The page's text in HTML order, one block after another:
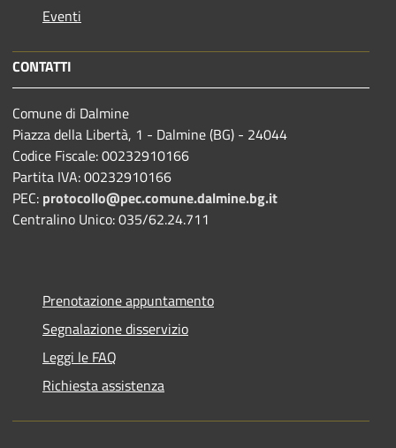
Eventi
CONTATTI
Comune di Dalmine
Piazza della Libertà, 1 - Dalmine (BG) - 24044
Codice Fiscale: 00232910166
Partita IVA: 00232910166
PEC: protocollo@pec.comune.dalmine.bg.it
Centralino Unico: 035/62.24.711
Prenotazione appuntamento
Segnalazione disservizio
Leggi le FAQ
Richiesta assistenza